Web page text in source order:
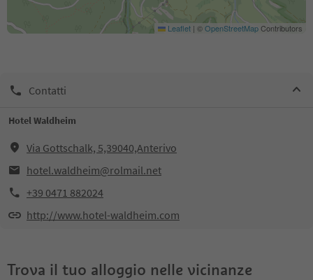
Leaflet | ©OpenStreetMapContributors
Contatti
Hotel Waldheim
Via Gottschalk, 5,39040,Anterivo
hotel.waldheim@rolmail.net
+39 0471 882024
http://www.hotel-waldheim.com
Trova il tuo alloggio nelle vicinanze